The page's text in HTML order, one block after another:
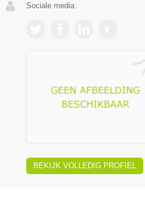
Sociale media:
BEKIJK VOLLEDIG PROFIEL